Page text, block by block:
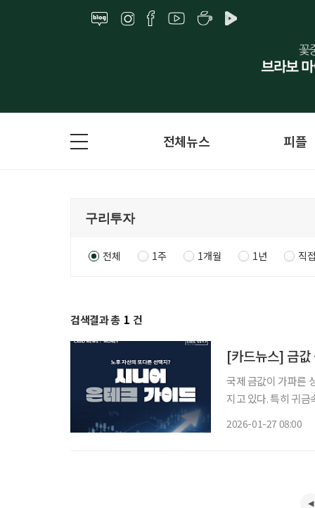
전체뉴스 피플
전체 1주 1개월 1년 직
검색결과 총 1 건
[카드뉴스] 금
국제 금값이 가파른
지고 있다. 특히 귀
2026-01-27 08:00